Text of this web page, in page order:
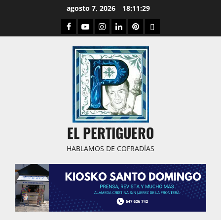
agosto 7, 2026 18:11:29
Facebook
YoutubeInstagram
LinkedPinterestDribbble
EL PERTIGUERO
HABLAMOS DE COFRADÍAS